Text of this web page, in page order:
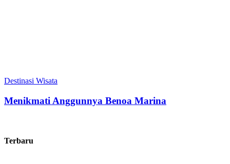
Destinasi Wisata
Menikmati Anggunnya Benoa Marina
Terbaru